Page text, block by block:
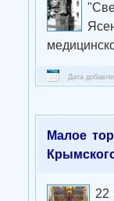
Дата
Малое
22